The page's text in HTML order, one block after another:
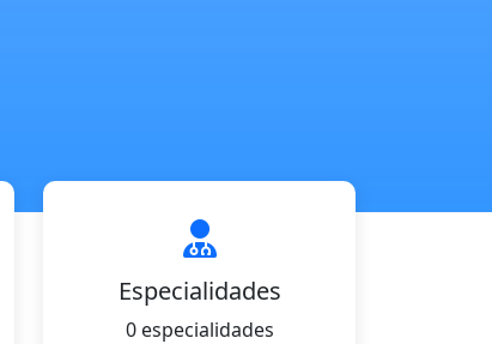
Especialidades
0 especialidades